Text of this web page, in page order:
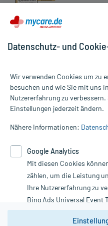
Alle Preise gelten inkl. MwSt.,
Informationen auf dieser
die Untersuchung und
Therapien eingeleitet werden
Google Analytics. Lesen Sie
unserer Datenschutzerklärung.
nutzen Sie das Formular:
Vertrag widerrufen
Datenschutz- und
Wir verwenden Cookies um zu
besuchen und wie Sie mit uns
Nutzererfahrung zu
Einstellungen jederzeit ändern.
Nähere Informationen:
Google Analytics
Mit diesen Cookies
zählen, um die Leistung
Ihre Nutzererfahrung zu
Bing Ads Universal Event
Youtube-Social Plugin).